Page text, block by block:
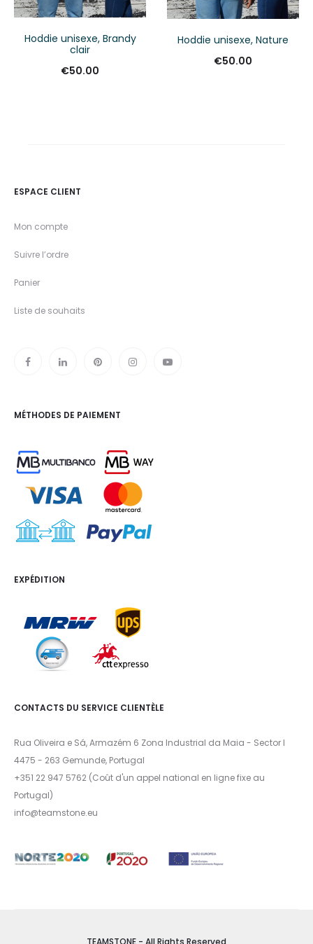
Hoddie unisexe, Brandy
clair
€50.00
Hoddie unisexe, Nature
€50.00
ESPACE CLIENT
Mon compte
Suivre l’ordre
Panier
Liste de souhaits
MÉTHODES DE PAIEMENT
EXPÉDITION
CONTACTS DU SERVICE CLIENTÈLE
Rua Oliveira e Sá, Armazém 6 Zona Industrial da Maia - Sector I
4475 - 263 Gemunde, Portugal
+351 22 947 5762 (Coût d'un appel national en ligne fixe au
Portugal)
info@teamstone.eu
TEAMSTONE - All Rights Reserved